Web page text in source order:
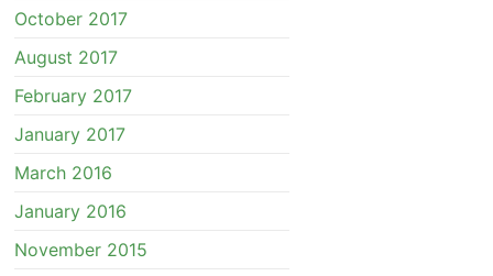
October 2017
August 2017
February 2017
January 2017
March 2016
January 2016
November 2015